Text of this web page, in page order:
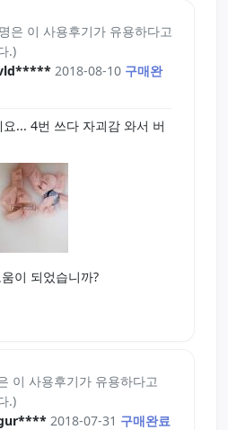
은 이 사용후기가 유용하다고
.)
2018-08-10 구매완
... 4번 쓰다 자괴감 와서 버
이 되었습니까?
이 사용후기가 유용하다고
.)
2018-07-31 구매완료